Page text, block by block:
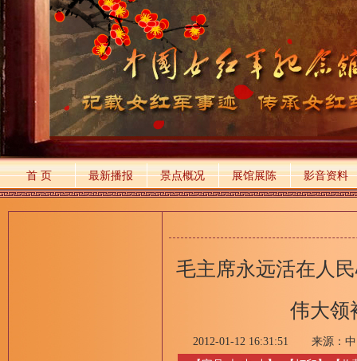
首 页 最新播报 景点概况 展馆展陈 影音资料
毛主席永远活在人
伟大领
2012-01-12 16:31:51 来源：